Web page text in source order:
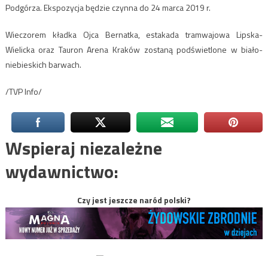
Podgórza. Ekspozycja będzie czynna do 24 marca 2019 r.
Wieczorem kładka Ojca Bernatka, estakada tramwajowa Lipska-
Wielicka oraz Tauron Arena Kraków zostaną podświetlone w biało-
niebieskich barwach.
/TVP Info/
Wspieraj niezależne
wydawnictwo:
Czy jest jeszcze naród polski?